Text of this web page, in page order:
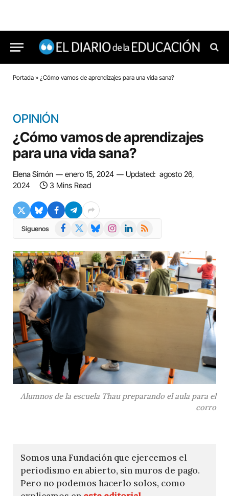
Portada » ¿Cómo vamos de aprendizajes para una vida sana?
OPINIÓN
¿Cómo vamos de aprendizajes
para una vida sana?
Elena Simón enero 15, 2024 Updated: agosto 26,
2024
3 Mins Read
Síguenos Facebook BlueskyInstagramLinkedIn
RSS
Alumnos de la escuela Thau preparando el aula para el
corro
Somos una Fundación que ejercemos el
periodismo en abierto, sin muros de pago.
Pero no podemos hacerlo solos, como